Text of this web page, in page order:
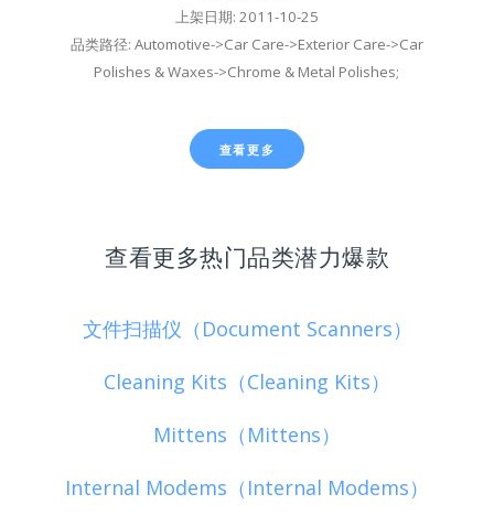
上架日期: 2011-10-25
品类路径: Automotive->Car Care->Exterior Care->Car
Polishes & Waxes->Chrome & Metal Polishes;
查看更多
查看更多热门品类潜力爆款
文件扫描仪（Document Scanners）
Cleaning Kits（Cleaning Kits）
Mittens（Mittens）
Internal Modems（Internal Modems）